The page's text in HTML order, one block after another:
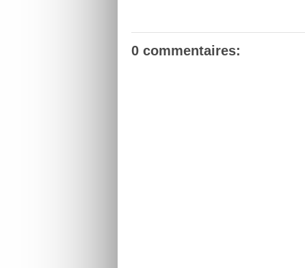
0 commentaires: